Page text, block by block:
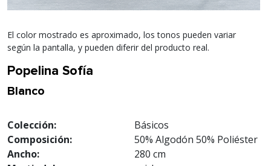
El color mostrado es aproximado, los tonos pueden variar
según la pantalla, y pueden diferir del producto real.
Popelina Sofía
Blanco
Colección:
Básicos
Composición:
50% Algodón 50% Poliéster
Ancho:
280 cm